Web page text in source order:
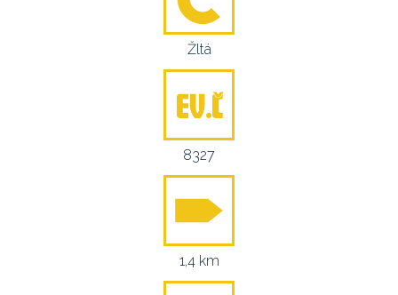
Žltá
8327
1,4 km